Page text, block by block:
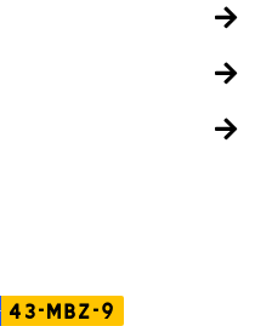
43-MBZ-9